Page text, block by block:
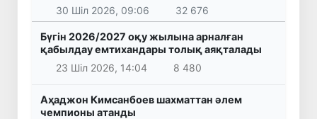
30 Шіл 2026, 09:06 32 676
Бүгін 2026/2027 оқу жылына арналған
қабылдау емтихандары толық аяқталады
23 Шіл 2026, 14:04
8 480
Аҳаджон Кимсанбоев шахматтан әлем
чемпионы атанды